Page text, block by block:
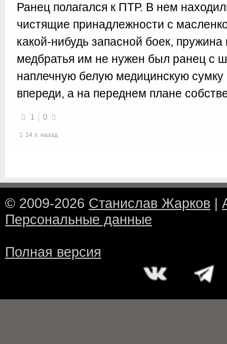
Ранец полагался к ПТР. В нем
чистящие принадлежности с
какой-нибудь запасной боек,
медбратья им не нужен был ранец с
наплечную белую медицинскую
впереди, а на переднем плане
1 0
14 л. назад
© 2009-2026 Станислав Жарков |
Персональные данные
Полная версия